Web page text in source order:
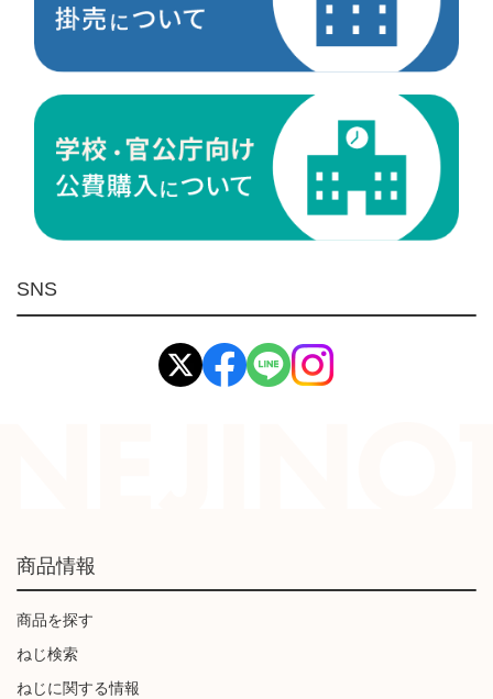
切削工具
ケミカル製品
荷役伝導
環境安全用品
イマオ製品(IMAO)
工業資材(栃木屋)
SNS
商品情報
商品を探す
ねじ検索
ねじに関する情報